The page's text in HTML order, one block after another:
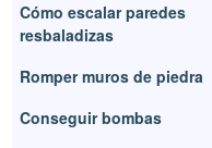
Cómo escalar paredes
resbaladizas
Romper muros de piedra
Conseguir bombas